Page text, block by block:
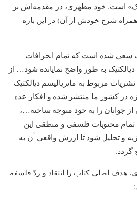
است. خود مطهری، در مقدمه‌اش بر
شرح خودش از آن) در این باره
سعی شده است که تمام انحرافات
دیالکتیک به طور واضح نمایانده شود… از
نشریات مربوط به ماتریالیسم دیالکتیک
در کشور ما منتشر شده و افکار عده
از جوانان را به خود متوجه ساخته…،
تمام محتویات فلسفی و منطقی این
و تحلیل شود تا ارزش واقعی آن به
گردد.
هدف اصلی کتاب را انتقاد و ردّ فلسفه